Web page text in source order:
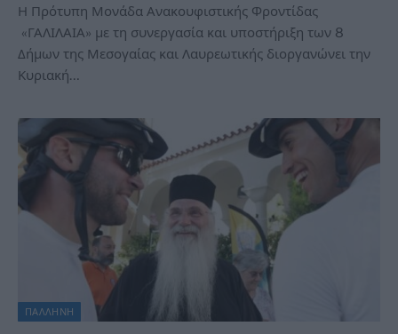
Η Πρότυπη Μονάδα Ανακουφιστικής Φροντίδας
«ΓΑΛΙΛΑΙΑ» με τη συνεργασία και υποστήριξη των 8
Δήμων της Μεσογαίας και Λαυρεωτικής διοργανώνει την
Κυριακή…
ΠΑΛΛΗΝΗ